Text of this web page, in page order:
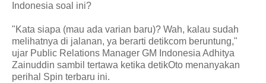
Indonesia soal ini?
"Kata siapa (mau ada varian baru)? Wah, kalau sudah
melihatnya di jalanan, ya berarti detikcom beruntung,"
ujar Public Relations Manager GM Indonesia Adhitya
Zainuddin sambil tertawa ketika detikOto menanyakan
perihal Spin terbaru ini.